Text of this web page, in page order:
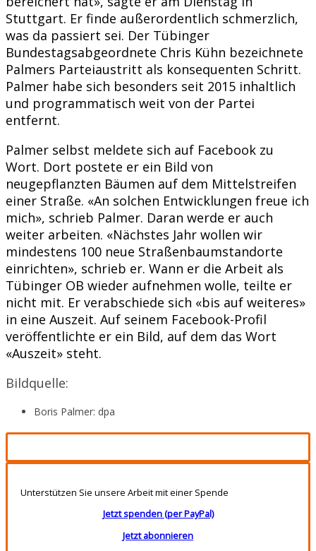
Stuttgart. Er finde außerordentlich schmerzlich,
was da passiert sei. Der Tübinger
Bundestagsabgeordnete Chris Kühn bezeichnete
Palmers Parteiaustritt als konsequenten Schritt.
Palmer habe sich besonders seit 2015 inhaltlich
und programmatisch weit von der Partei
entfernt.
Palmer selbst meldete sich auf Facebook zu
Wort. Dort postete er ein Bild von
neugepflanzten Bäumen auf dem Mittelstreifen
einer Straße. «An solchen Entwicklungen freue ich
mich», schrieb Palmer. Daran werde er auch
weiter arbeiten. «Nächstes Jahr wollen wir
mindestens 100 neue Straßenbaumstandorte
einrichten», schrieb er. Wann er die Arbeit als
Tübinger OB wieder aufnehmen wolle, teilte er
nicht mit. Er verabschiede sich «bis auf weiteres»
in eine Auszeit. Auf seinem Facebook-Profil
veröffentlichte er ein Bild, auf dem das Wort
«Auszeit» steht.
Bildquelle:
Boris Palmer: dpa
Unterstützen Sie unsere Arbeit mit einer Spende
Jetzt spenden (per PayPal)
Jetzt abonnieren